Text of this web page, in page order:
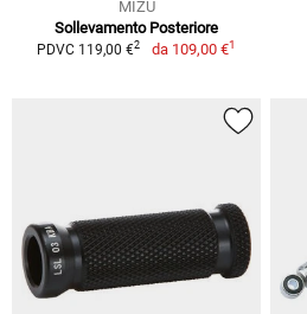
MIZU
Sollevamento Posteriore
PDVC 119,00 €2 da 109,00 €1